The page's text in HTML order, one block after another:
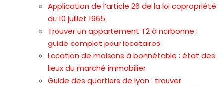
Application de l’article 26 de la loi copropriété
du 10 juillet 1965
Trouver un appartement T2 à narbonne :
guide complet pour locataires
Location de maisons à bonnétable : état des
lieux du marché immobilier
Guide des quartiers de lyon : trouver